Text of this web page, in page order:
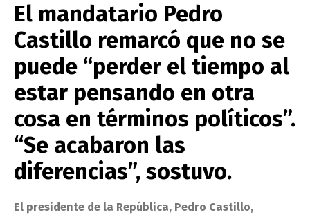
El mandatario Pedro
Castillo remarcó que no se
puede “perder el tiempo al
estar pensando en otra
cosa en términos políticos”.
“Se acabaron las
diferencias”, sostuvo.
El presidente de la República, Pedro Castillo,